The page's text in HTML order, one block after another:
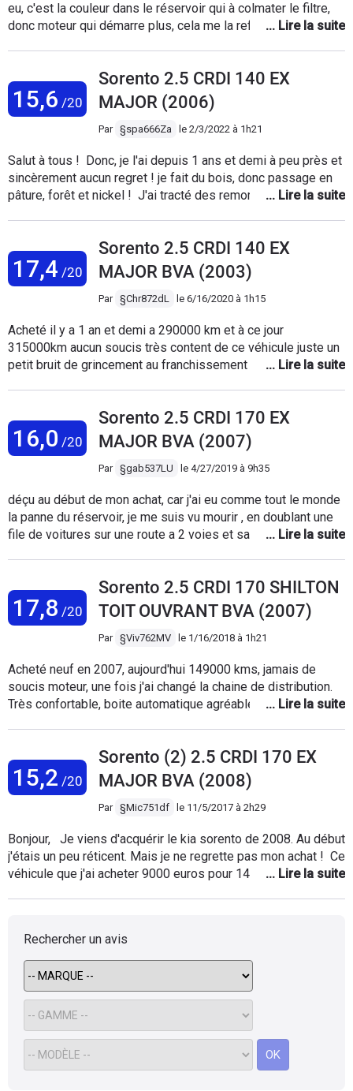
eu, c'est la couleur dans le réservoir qui à colmater le filtre,
donc moteur qui démarre plus, cela me la refait deux fois, on
comme autre problème avec. Je n'en changerais pas. Il me
comble tous les jours. C'est une excellente marque et très
fiable. Je le recommande sans hésitation.
15,6 /20
Sorento 2.5 CRDI 140 EX
MAJOR (2006)
Par §spa666Za le 2/3/2022 à 1h21
Salut à tous ! Donc, je l'ai depuis 1 ans et demi à peu près et
sincèrement aucun regret ! je fait du bois, donc passage en
pâture, forêt et nickel ! J'ai tracté des remorques blindées !
4x4 ça me semble logique, sinon autant acheter une clio les
amis ! (pour ce qui s'en pleignent) Moi je recommande
grandement ce véhicule, tant pour un usage quotidien, que off
17,4 /20
Sorento 2.5 CRDI 140 EX
MAJOR BVA (2003)
Par §Chr872dL le 6/16/2020 à 1h15
Acheté il y a 1 an et demi a 290000 km et à ce jour
315000km aucun soucis très content de ce véhicule juste un
petit bruit de grincement au franchissement des
un peu mou en reprise mais vu le poids 2t normal,
consommation raisonnable pour ce type véhicule, juste de l
entretien courant jusqu'à présent
16,0 /20
Sorento 2.5 CRDI 170 EX
MAJOR BVA (2007)
Par §gab537LU le 4/27/2019 à 9h35
déçu au début de mon achat, car j'ai eu comme tout le monde
la panne du réservoir, je me suis vu mourir , en doublant une
file de voitures sur une route a 2 voies et sans accotement ,
a 40km/h , puis en me renseignant sur cette panne, kia m'a
demandé 800€ pour changer le réservoir qu'il non pas voulu
prendre en garantie, j'ai nettoyé le réservoir, entouré le filtre
du plongeur avec un bas de femme et depuis je ne suis
100.000kms et j'en suis enchanté, une vraie merveille 12 ans
et jamais aucun problèmes , c'est un véhicule très puissant
pour tracter et très doux a rouler pour un 4x4, sa
consommation de 10 a 12 litres avec la remorque(2tonnes)
17,8 /20
Sorento 2.5 CRDI 170 SHILTON
TOIT OUVRANT BVA (2007)
Par §Viv762MV le 1/16/2018 à 1h21
Acheté neuf en 2007, aujourd'hui 149000 kms, jamais de
soucis moteur, une fois j'ai changé la chaine de distribution.
Très confortable, boite automatique agréable, consommation
finition intérieure est appréciable, sauf qu'en 2007 le GPS
n'existé pas.
15,2 /20
Sorento (2) 2.5 CRDI 170 EX
MAJOR BVA (2008)
Par §Mic751df le 11/5/2017 à 2h29
Bonjour, Je viens d'acquérir le kia sorento de 2008. Au début
j'étais un peu réticent. Mais je ne regrette pas mon achat ! Ce
véhicule que j'ai acheter 9000 euros pour 146 milles km, est
Le manque de concessions Kia ! Dans ma ville, il n'y en a
qu'un. L'autre est à 1h de route. - une consommation un peu
élevé. ( 90 euros = 600 km environs en roulant tranquille) Je
ne regrette pas du tout mon achat ! :)
Rechercher un avis
OK